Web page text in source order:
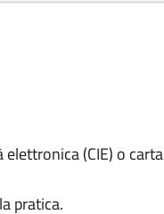
(CIE) o carta
pratica.